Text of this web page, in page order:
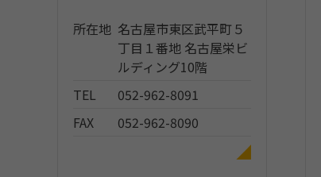
所在地 名古屋市東区武平町５
丁目１番地 名古屋栄ビ
ルディング10階
TEL
052-962-8091
FAX
052-962-8090